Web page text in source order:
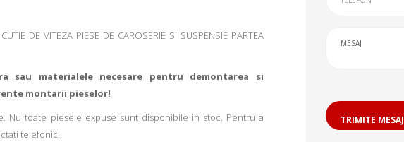
DE VITEZA PIESE DE CAROSERIE SI SUSPENSIE PARTEA
sau materialele necesare pentru demontarea si
montarii pieselor!
Nu toate piesele expuse sunt disponibile in stoc. Pentru a
telefonic!
TRIMITE MESAJ